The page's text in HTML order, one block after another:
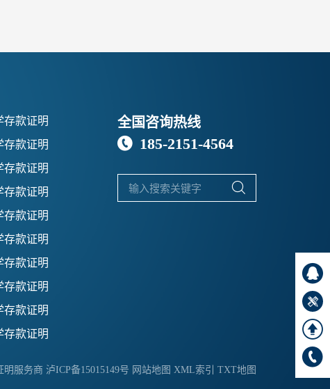




存款证明
存款证明
存款证明
存款证明
存款证明
存款证明
存款证明
存款证明
存款证明
存款证明
全国咨询热线
 185-2151-4564

明服务商 泸ICP备15015149号 网站地图 XML索引 TXT地图